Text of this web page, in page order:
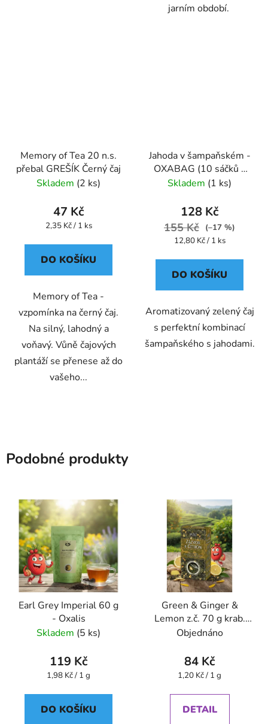
jarním období.
Memory of Tea 20 n.s.
přebal GREŠÍK Černý čaj
Skladem (2 ks)
47 Kč
Měrná
2,35 Kč / 1 ks
DO KOŠÍKU
Memory of Tea -
vzpomínka na černý čaj.
Na silný, lahodný a
voňavý. Vůně čajových
plantáží se přenese až do
vašeho...
Jahoda v šampaňském -
OXABAG (10 sáčků x
4g) - Oxalis
Skladem (1 ks)
128 Kč
155 Kč
(–17 %)
Měrná
12,80 Kč / 1 ks
DO KOŠÍKU
Aromatizovaný zelený čaj
s perfektní kombinací
šampaňského s jahodami.
Podobné produkty
Earl Grey Imperial 60 g
- Oxalis
Skladem (5 ks)
119 Kč
Měrná
1,98 Kč / 1 g
DO KOŠÍKU
Green & Ginger &
Lemon z.č. 70 g krab.
GREŠÍK Čaje 4
Objednáno
84 Kč
Měrná
1,20 Kč / 1 g
DETAIL